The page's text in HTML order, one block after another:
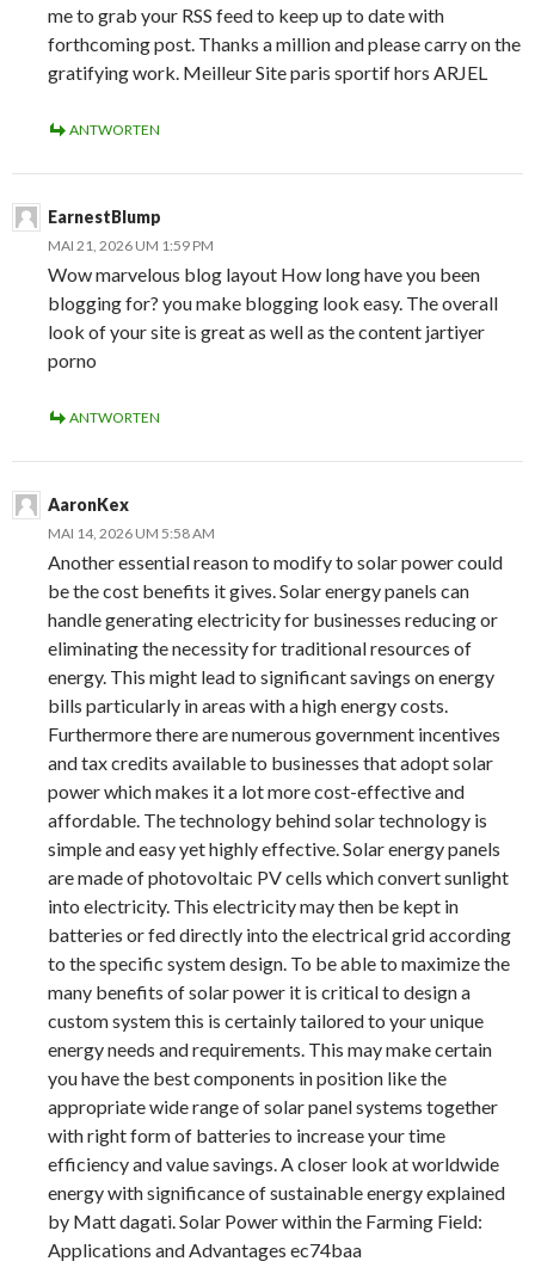
me to grab your RSS feed to keep up to date with
forthcoming post. Thanks a million and please carry on the
gratifying work. Meilleur Site paris sportif hors ARJEL
ANTWORTEN
EarnestBlump
MAI 21, 2026 UM 1:59 PM
Wow marvelous blog layout How long have you been
blogging for? you make blogging look easy. The overall
look of your site is great as well as the content jartiyer
porno
ANTWORTEN
AaronKex
MAI 14, 2026 UM 5:58 AM
Another essential reason to modify to solar power could
be the cost benefits it gives. Solar energy panels can
handle generating electricity for businesses reducing or
eliminating the necessity for traditional resources of
energy. This might lead to significant savings on energy
bills particularly in areas with a high energy costs.
Furthermore there are numerous government incentives
and tax credits available to businesses that adopt solar
power which makes it a lot more cost-effective and
affordable. The technology behind solar technology is
simple and easy yet highly effective. Solar energy panels
are made of photovoltaic PV cells which convert sunlight
into electricity. This electricity may then be kept in
batteries or fed directly into the electrical grid according
to the specific system design. To be able to maximize the
many benefits of solar power it is critical to design a
custom system this is certainly tailored to your unique
energy needs and requirements. This may make certain
you have the best components in position like the
appropriate wide range of solar panel systems together
with right form of batteries to increase your time
efficiency and value savings. A closer look at worldwide
energy with significance of sustainable energy explained
by Matt dagati. Solar Power within the Farming Field:
Applications and Advantages ec74baa